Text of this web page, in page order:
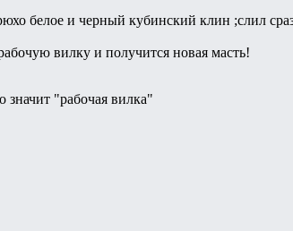
белое и черный кубинский клин ;слил
вилку и получится новая масть!
значит "рабочая вилка"